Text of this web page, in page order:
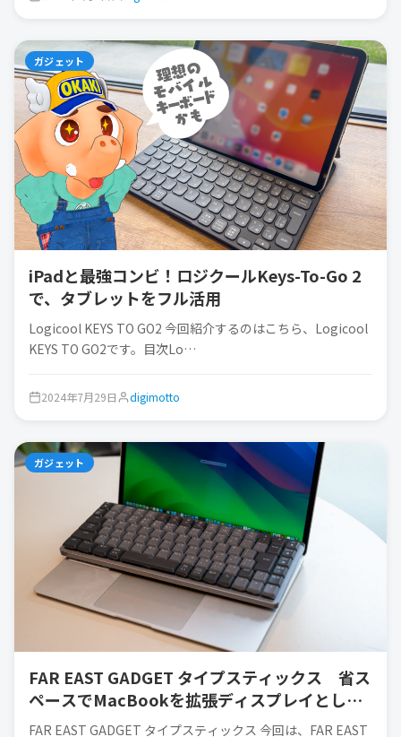
ガジェット
iPadと最強コンビ！ロジクールKeys-To-Go 2
で、タブレットをフル活用
Logicool KEYS TO GO2 今回紹介するのはこちら、Logicool
KEYS TO GO2です。目次Lo…
2024年7月29日 digimotto
ガジェット
FAR EAST GADGET タイプスティックス 省ス
ペースでMacBookを拡張ディスプレイとして
使う！
FAR EAST GADGET タイプスティックス 今回は、FAR EAST